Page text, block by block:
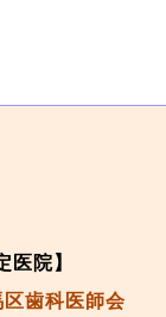
医院】
歯科医師会